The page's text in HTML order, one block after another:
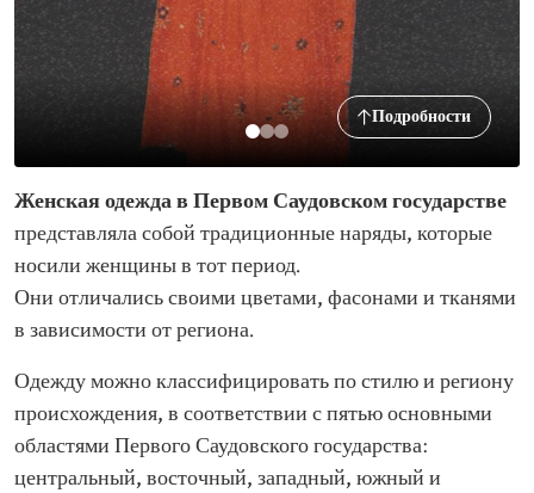
Подробности
Женская одежда в Первом Саудовском государстве
представляла собой традиционные наряды, которые
носили женщины в тот период.
Они отличались своими цветами, фасонами и тканями
в зависимости от региона.
Одежду можно классифицировать по стилю и региону
происхождения, в соответствии с пятью основными
областями Первого Саудовского государства:
центральный, восточный, западный, южный и